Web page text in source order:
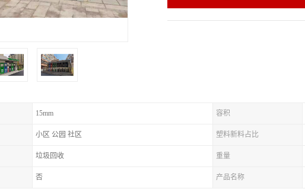
15mm 容积
小区 公园 社区 塑料新料占比
垃圾回收 重量
否 产品名称